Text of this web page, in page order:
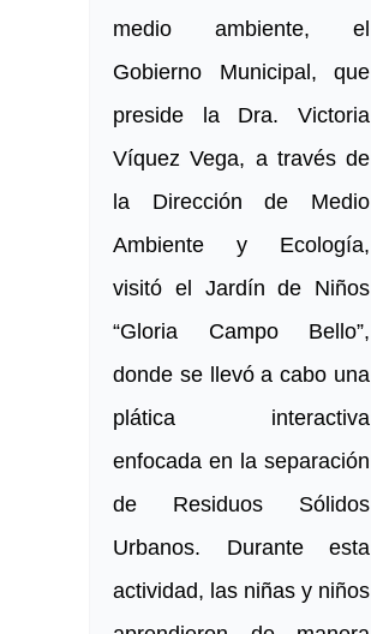
medio ambiente, el
Gobierno Municipal, que
preside la Dra. Victoria
Víquez Vega, a través de
la Dirección de Medio
Ambiente y Ecología,
visitó el Jardín de Niños
“Gloria Campo Bello”,
donde se llevó a cabo una
plática interactiva
enfocada en la separación
de Residuos Sólidos
Urbanos. Durante esta
actividad, las niñas y niños